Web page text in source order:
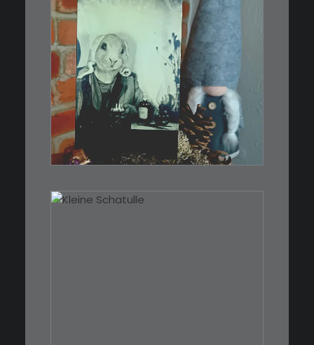
€3,00
Limitierte Auflage. Original:
Abzug von…